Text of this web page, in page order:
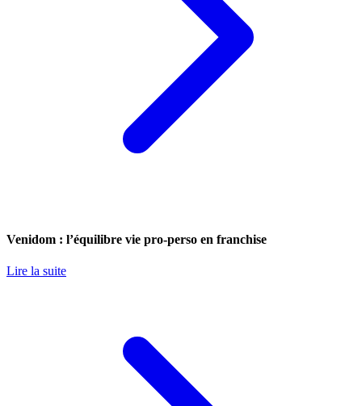
Venidom : l’équilibre vie pro-perso en franchise
Lire la suite